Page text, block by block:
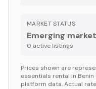
MARKET STATUS
Emerging market
0 active listings
Prices shown are
essentials rental in Benin
platform data. Actual